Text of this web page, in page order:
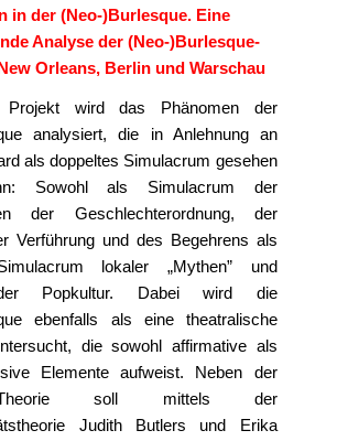
in der (Neo-)Burlesque. Eine
Analyse der (Neo-)Burlesque-
Orleans, Berlin und Warschau
wird das Phänomen der
analysiert, die in Anlehnung an
als doppeltes Simulacrum gesehen
Sowohl als Simulacrum der
der Geschlechterordnung, der
Verführung und des Begehrens als
lokaler „Mythen” und
Popkultur. Dabei wird die
ebenfalls als eine theatralische
die sowohl affirmative als
Elemente aufweist. Neben der
Theorie soll mittels der
Judith Butlers und Erika